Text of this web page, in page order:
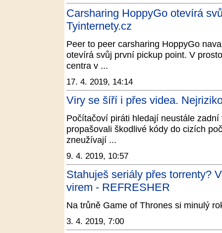
Carsharing HoppyGo otevírá
Tyinternety.cz
Peer to peer carsharing HoppyGo
otevírá svůj první pickup point. V
centra v ...
17. 4. 2019, 14:14
Viry se šíří i přes videa.
Počítačoví piráti hledají neustále
propašovali škodlivé kódy do cizích
zneužívají ...
9. 4. 2019, 10:57
Stahuješ seriály přes torrenty?
virem - REFRESHER
Na trůně Game of Thrones si minulý
3. 4. 2019, 7:00